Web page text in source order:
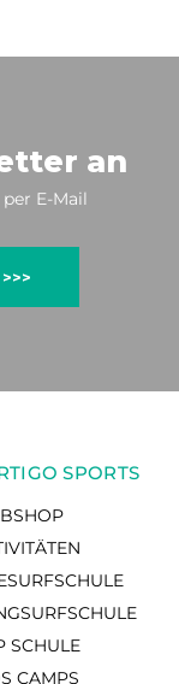
an
E-Mail
>>>
SPORTS
SCHULE
CAMPS